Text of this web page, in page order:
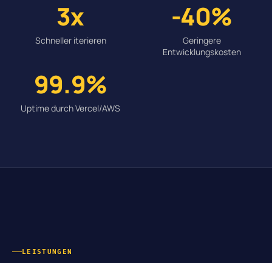
3x
Schneller iterieren
-40%
Geringere
Entwicklungskosten
99.9%
Uptime durch Vercel/AWS
LEISTUNGEN